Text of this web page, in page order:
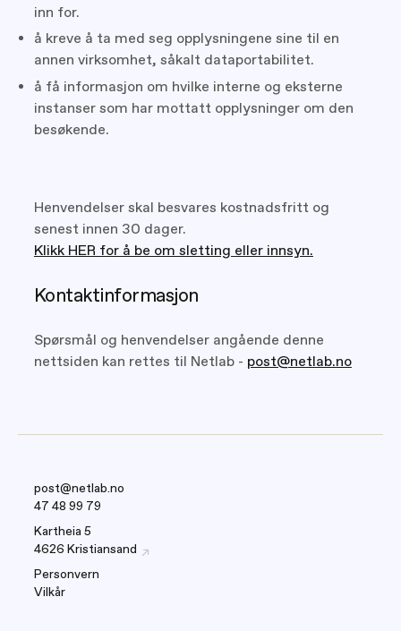
inn for.
å kreve å ta med seg opplysningene sine til en
annen virksomhet, såkalt dataportabilitet.
å få informasjon om hvilke interne og eksterne
instanser som har mottatt opplysninger om den
besøkende.
Henvendelser skal besvares kostnadsfritt og
senest innen 30 dager.
Klikk HER for å be om sletting eller innsyn.
Kontaktinformasjon
Spørsmål og henvendelser angående denne
nettsiden kan rettes til Netlab - post@netlab.no
post@netlab.no
47 48 99 79
Kartheia 5
4626 Kristiansand
Personvern
Vilkår